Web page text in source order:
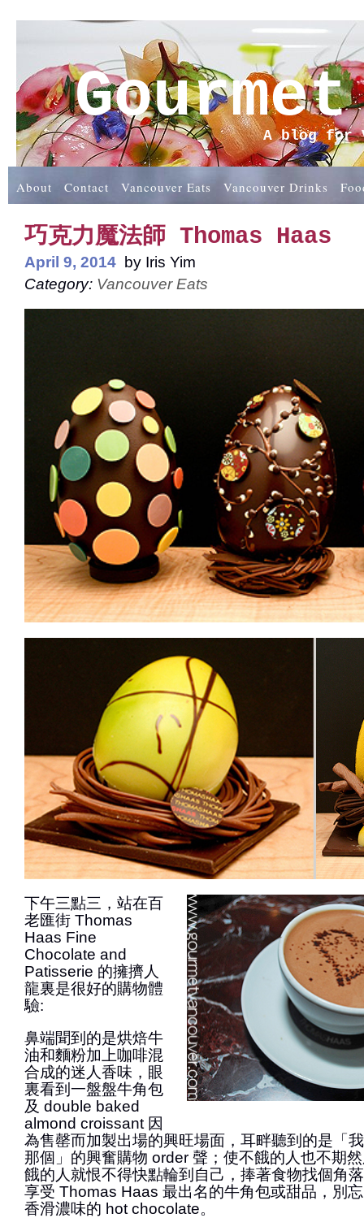
A blog for
About Contact Vancouver Eats Vancouver Drinks
巧克力魔法師 Thomas Haas
April 9, 2014 by Iris Yim
Category: Vancouver Eats
下午三點三，站在百
老匯街 Thomas
Haas Fine
Chocolate and
Patisserie 的擁擠人
龍裏是很好的購物體
驗:
鼻端聞到的是烘焙牛
油和麵粉加上咖啡混
合成的迷人香味，眼
裏看到一盤盤牛角包
及 double baked
almond croissant 因
為售罄而加製出場的興旺場面，耳畔聽到的是「
那個」的興奮購物 order 聲；使不餓的人也不期
餓的人就恨不得快點輪到自己，捧著食物找個角
享受 Thomas Haas 最出名的牛角包或甜品，別
香滑濃味的 hot chocolate。